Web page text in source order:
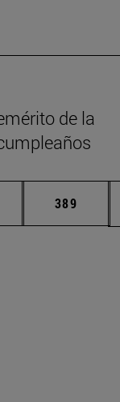
de la
intermedias
Página
389